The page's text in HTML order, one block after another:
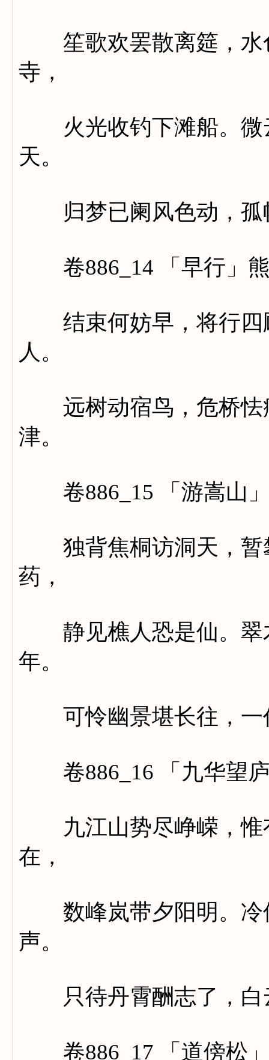
笙歌欢罢散离筵，水
寺，
火光收钓下滩船。微
天。
归梦已阑风色动，孤
卷886_14 「早行」
结束何妨早，将行四
人。
远树动宿鸟，危桥怯
津。
卷886_15 「游嵩山
独背焦桐访洞天，暂
药，
静见樵人恐是仙。翠
年。
可怜幽景堪长往，一
卷886_16 「九华望
九江山势尽峥嵘，惟
在，
数峰岚带夕阳明。冷
声。
只待丹霄酬志了，白
卷886_17 「道傍松